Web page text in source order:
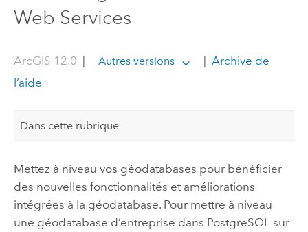
Web Services
ArcGIS 12.0 Autres versions
Archive de
l’aide
Dans cette rubrique
Mettez à niveau vos géodatabases pour bénéficier
des nouvelles fonctionnalités et améliorations
intégrées à la géodatabase. Pour mettre à niveau
une géodatabase d’entreprise dans PostgreSQL sur